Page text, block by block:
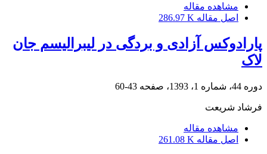
مشاهده مقاله
اصل مقاله 286.97 K
پارادوکس آزادی و بردگی در لیبرالیسم جان
لاک
دوره 44، شماره 1، 1393، صفحه 43-60
فرشاد شریعت
مشاهده مقاله
اصل مقاله 261.08 K